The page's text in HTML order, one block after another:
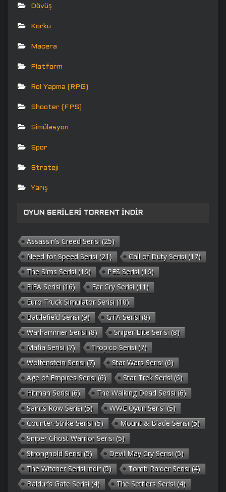
Dövüş
Korku
Macera
Platform
Rol Yapma (RPG)
Shooter (FPS)
Simülasyon
Spor
Strateji
Yarış
OYUN SERILERI TORRENT İNDIR
Assassin’s Creed Serisi (25)
Need for Speed Serisi (21) Call of Duty Serisi (17)
The Sims Serisi (16) PES Serisi (16)
FIFA Serisi (16) Far Cry Serisi (11)
Euro Truck Simulator Serisi (10)
Battlefield Serisi (9) GTA Serisi (8)
Warhammer Serisi (8) Sniper Elite Serisi (8)
Mafia Serisi (7) Tropico Serisi (7)
Wolfenstein Serisi (7) Star Wars Serisi (6)
Age of Empires Serisi (6) Star Trek Serisi (6)
Hitman Serisi (6) The Walking Dead Serisi (6)
Saints Row Serisi (5) WWE Oyun Serisi (5)
Counter-Strike Serisi (5) Mount & Blade Serisi (5)
Sniper Ghost Warrior Serisi (5)
Stronghold Serisi (5) Devil May Cry Serisi (5)
The Witcher Serisi indir(5) Tomb Raider Serisi (4)
Baldur’s Gate Serisi (4) The Settlers Serisi (4)